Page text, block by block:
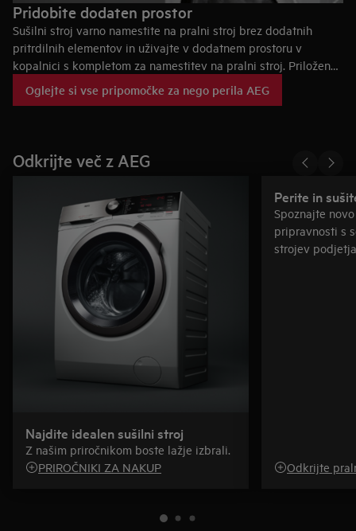
Pridobite dodaten prostor
Sušilni stroj varno namestite na pralni stroj brez dodatnih
pritrdilnih elementov in uživajte v dodatnem prostoru v
kopalnici s kompletom za namestitev na pralni stroj. Priloženo
ima drsno polico za preprosto polnjenje, praznjenje in zlaganje
sveže opranega in posušenega perila.
Oglejte si vse pripomočke za nego perila AEG
Odkrijte več z AEG
Najdite idealen sušilni stroj
Z našim priročnikom boste lažje izbrali.
PRIROČNIKI ZA NAKUP
Perite in
Spoznajte
pripravnosti s
strojev
Odkrijte